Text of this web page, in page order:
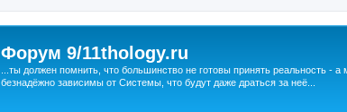
Форум 9/11thology.ru
...ты должен помнить, что большинство не готовы принять реальность - а
безнадёжно зависимы от Системы, что будут даже драться за неё...